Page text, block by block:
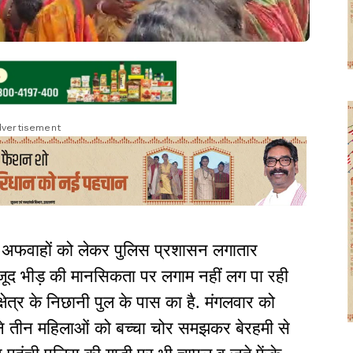
अफवाहों को लेकर पुलिस प्रशासन लगातार
भीड़ की मानसिकता पर लगाम नहीं लग पा रही
के निछानी पुल के पास का है. मंगलवार को
तीन महिलाओं को बच्चा चोर समझकर बेरहमी से